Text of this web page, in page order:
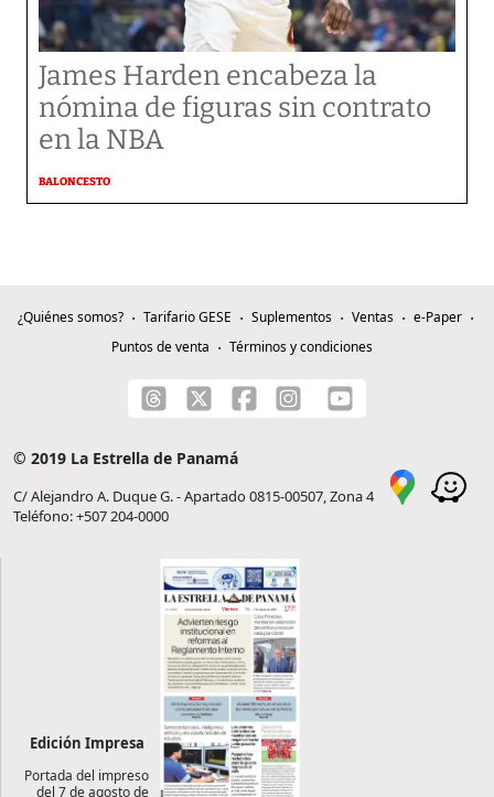
James Harden encabeza la
nómina de figuras sin contrato
en la NBA
BALONCESTO
¿Quiénes somos? Tarifario GESE Suplementos Ventas
e-Paper
Puntos de venta
Términos y condiciones
© 2019 La Estrella de Panamá
C/ Alejandro A. Duque G. - Apartado 0815-00507, Zona 4
Teléfono: +507 204-0000
Edición Impresa
Portada del impreso
del 7 de agosto de